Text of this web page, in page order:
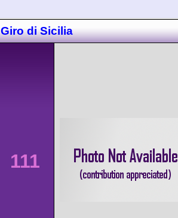
Giro di Sicilia
111